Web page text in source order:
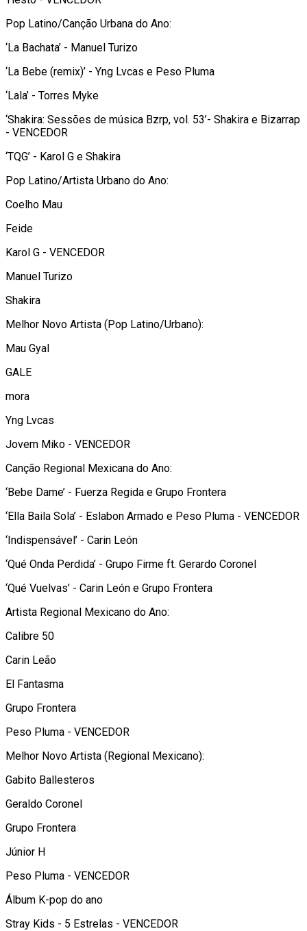
Pop Latino/Canção Urbana do Ano:
‘La Bachata’ - Manuel Turizo
‘La Bebe (remix)’ - Yng Lvcas e Peso Pluma
‘Lala’ - Torres Myke
‘Shakira: Sessões de música Bzrp, vol. 53’- Shakira e Bizarrap
- VENCEDOR
‘TQG’ - Karol G e Shakira
Pop Latino/Artista Urbano do Ano:
Coelho Mau
Feide
Karol G - VENCEDOR
Manuel Turizo
Shakira
Melhor Novo Artista (Pop Latino/Urbano):
Mau Gyal
GALE
mora
Yng Lvcas
Jovem Miko - VENCEDOR
Canção Regional Mexicana do Ano:
‘Bebe Dame’ - Fuerza Regida e Grupo Frontera
‘Ella Baila Sola’ - Eslabon Armado e Peso Pluma - VENCEDOR
‘Indispensável’ - Carin León
‘Qué Onda Perdida’ - Grupo Firme ft. Gerardo Coronel
‘Qué Vuelvas’ - Carin León e Grupo Frontera
Artista Regional Mexicano do Ano:
Calibre 50
Carin Leão
El Fantasma
Grupo Frontera
Peso Pluma - VENCEDOR
Melhor Novo Artista (Regional Mexicano):
Gabito Ballesteros
Geraldo Coronel
Grupo Frontera
Júnior H
Peso Pluma - VENCEDOR
Álbum K-pop do ano
Stray Kids - 5 Estrelas - VENCEDOR